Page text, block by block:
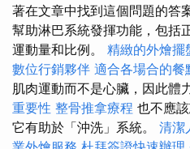
著在文章中找到這個問題的答
幫助淋巴系統發揮功能，包括
運動量和比例。 精緻的外燴擺
數位行銷夥伴 適合各場合的餐
肌肉運動而不是心臟，因此體
重要性 整骨推拿療程 也不應
它有助於「沖洗」系統。 清潔